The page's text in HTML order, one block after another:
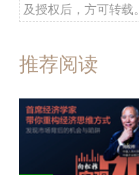
及授权后，方可转载。
推荐阅读